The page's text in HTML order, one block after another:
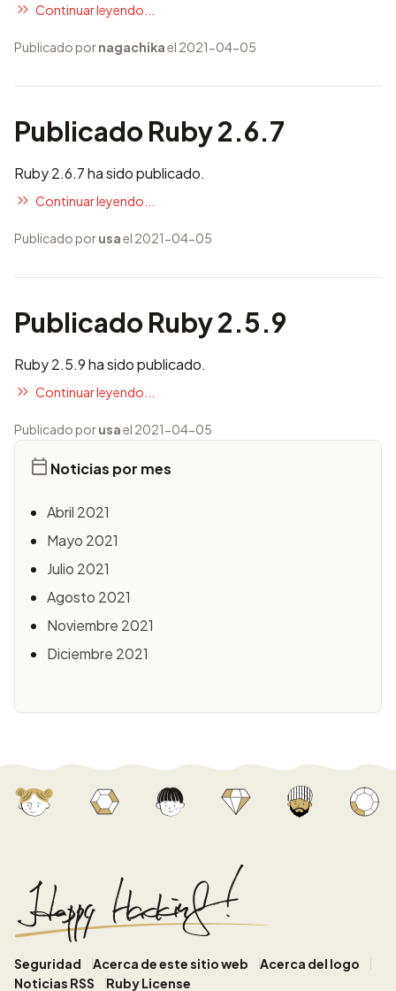
Continuar leyendo...
Publicado pornagachikael 2021-04-05
Publicado Ruby 2.6.7
Ruby 2.6.7 ha sido publicado.
Continuar leyendo...
Publicado porusael 2021-04-05
Publicado Ruby 2.5.9
Ruby 2.5.9 ha sido publicado.
Continuar leyendo...
Publicado porusael 2021-04-05
Noticias por mes
Abril 2021
Mayo 2021
Julio 2021
Agosto 2021
Noviembre 2021
Diciembre 2021
Seguridad Acerca de este sitio web
Acerca del logo
Noticias RSS
Ruby License